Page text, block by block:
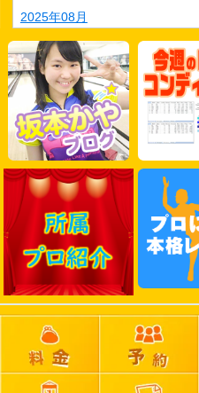
2025年08月
2025年07月
2025年06月
2025年05月
2025年04月
2025年03月
2025年02月
2025年01月
2024年12月
2024年11月
2024年10月
2024年09月
2024年08月
2024年07月
2024年06月